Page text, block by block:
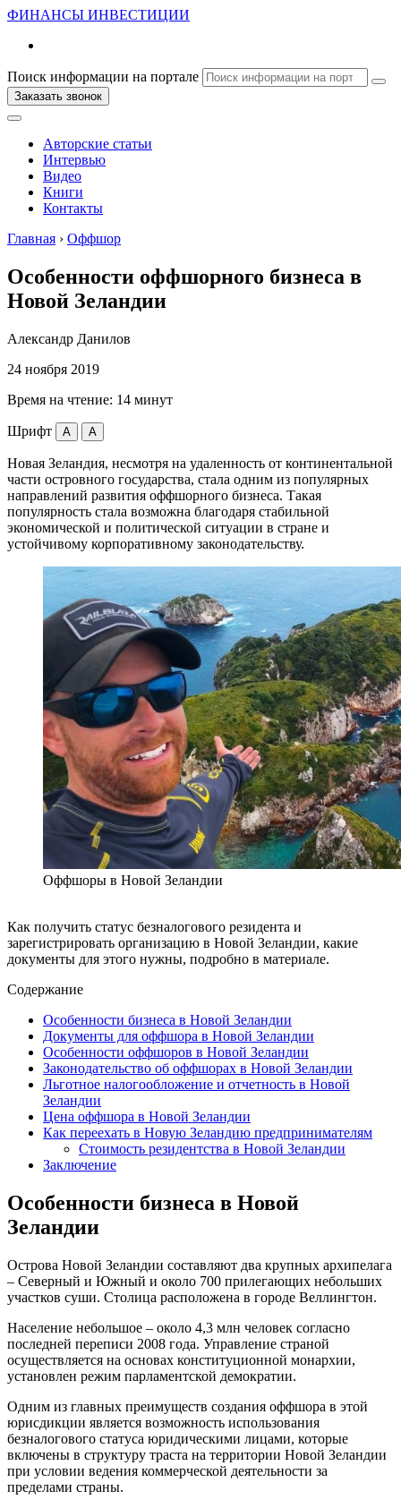
ФИНАНСЫ ИНВЕСТИЦИИ
Поиск информации на портале
Заказать звонок
Авторские статьи
Интервью
Видео
Книги
Контакты
Главная › Оффшор
Особенности оффшорного бизнеса в
Новой Зеландии
Александр Данилов
24 ноября 2019
Время на чтение: 14 минут
Шрифт A A
Новая Зеландия, несмотря на удаленность от континентальной
части островного государства, стала одним из популярных
направлений развития оффшорного бизнеса. Такая
популярность стала возможна благодаря стабильной
экономической и политической ситуации в стране и
устойчивому корпоративному законодательству.
Оффшоры в Новой Зеландии
Как получить статус безналогового резидента и
зарегистрировать организацию в Новой Зеландии, какие
документы для этого нужны, подробно в материале.
Содержание
Особенности бизнеса в Новой Зеландии
Документы для оффшора в Новой Зеландии
Особенности оффшоров в Новой Зеландии
Законодательство об оффшорах в Новой Зеландии
Льготное налогообложение и отчетность в Новой
Зеландии
Цена оффшора в Новой Зеландии
Как переехать в Новую Зеландию предпринимателям
Стоимость резидентства в Новой Зеландии
Заключение
Особенности бизнеса в Новой
Зеландии
Острова Новой Зеландии составляют два крупных архипелага
– Северный и Южный и около 700 прилегающих небольших
участков суши. Столица расположена в городе Веллингтон.
Население небольшое – около 4,3 млн человек согласно
последней переписи 2008 года. Управление страной
осуществляется на основах конституционной монархии,
установлен режим парламентской демократии.
Одним из главных преимуществ создания оффшора в этой
юрисдикции является возможность использования
безналогового статуса юридическими лицами, которые
включены в структуру траста на территории Новой Зеландии
при условии ведения коммерческой деятельности за
пределами страны.